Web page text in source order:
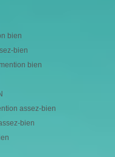
bien
bien
bien
assez-bien
bien